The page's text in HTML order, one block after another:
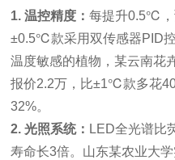
1. 温控精度：每提升0.5℃，
±0.5℃款采用双传感器PID
温度敏感的植物，某云南花
报价2.2万，比±1℃款多花
32%。
2. 光照系统： LED全光谱比
寿命长3倍。山东某农业大